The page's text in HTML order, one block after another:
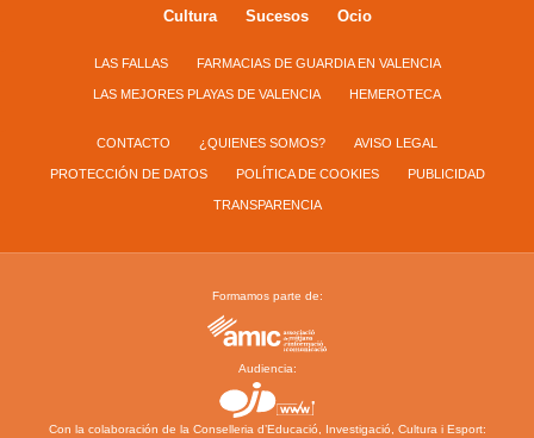
Cultura
Sucesos Ocio
LAS FALLAS FARMACIAS DE GUARDIA EN VALENCIA
LAS MEJORES PLAYAS DE VALENCIA HEMEROTECA
CONTACTO ¿QUIENES SOMOS? AVISO LEGAL
PROTECCIÓN DE DATOS POLÍTICA DE COOKIES PUBLICIDAD
TRANSPARENCIA
Formamos parte de:
Audiencia:
Con la colaboración de la Conselleria d’Educació, Investigació, Cultura i Esport: